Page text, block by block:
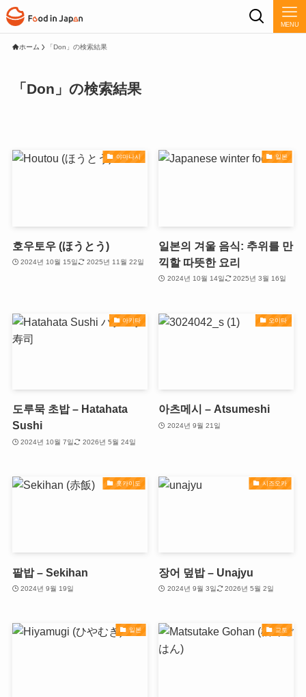
MENU
ホーム 「Don」の検索結果
「Don」の検索結果
야마나시
호우토우 (ほうとう)
2024년 10월 15일 2025년 11월 22일
일본
일본의 겨울 음식: 추위를 만
끽할 따뜻한 요리
2024년 10월 14일 2025년 3월 16일
아키타
도루묵 초밥 – Hatahata
Sushi
2024년 10월 7일 2026년 5월 24일
오이타
아츠메시 – Atsumeshi
2024년 9월 21일
홋카이도
팥밥 – Sekihan
2024년 9월 19일
시즈오카
장어 덮밥 – Unajyu
2024년 9월 3일 2026년 5월 2일
일본 교토